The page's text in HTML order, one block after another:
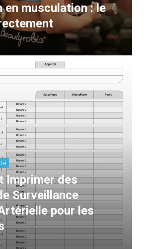
en musculation : le
Imprimer des
Surveillance
pour les